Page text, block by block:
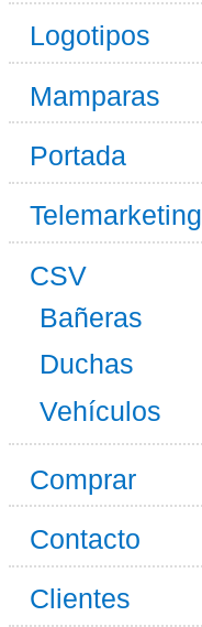
Logotipos
Mamparas
Portada
Telemarketing
CSV
Bañeras
Duchas
Vehículos
Comprar
Contacto
Clientes